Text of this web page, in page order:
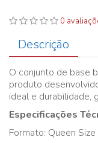
0
Descrição
O conjunto de base
produto
ideal e durabilidade,
Especificações
Formato: Queen Size